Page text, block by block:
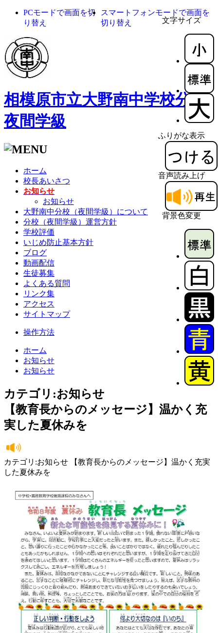
文字サイズ
ふりがな表示
音声読み上げ
背景色変更
PCモードで画面を切
り替え
スマートフォンモードで画面を
切り替え
相模原市立大野南中学校分校
夜間学級
ホーム
校長あいさつ
お知らせ
お知らせ
大野南中分校（夜間学級）について
分校（夜間学級）運営方針
学校評価
いじめ防止基本方針
ブログ
動画配信
生徒募集
よくある質問
リンク集
アクセス
サイトマップ
操作方法
ホーム
お知らせ
お知らせ
カテゴリ:お知らせ
【教育長からのメッセージ】温かく充
実した夏休みを
カテゴリ:お知らせ 【教育長からのメッセージ】温かく充実
した夏休みを